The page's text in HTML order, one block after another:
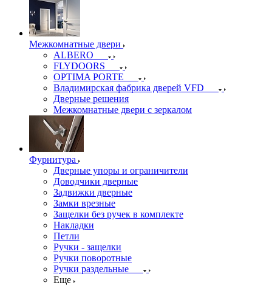
Межкомнатные двери
ALBERO
FLYDOORS
OPTIMA PORTE
Владимирская фабрика дверей VFD
Дверные решения
Межкомнатные двери c зеркалом
Фурнитура
Дверные упоры и ограничители
Доводчики дверные
Задвижки дверные
Замки врезные
Защелки без ручек в комплекте
Накладки
Петли
Ручки - защелки
Ручки поворотные
Ручки раздельные
Еще